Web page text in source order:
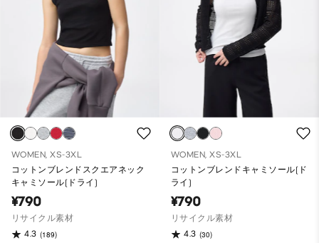
WOMEN, XS-3XL
コットンブレンドスクエアネック
キャミソール(ドライ)
¥790
リサイクル素材
4.3 (189)
WOMEN, XS-3XL
コットンブレンドキャミソール(ド
ライ)
¥790
リサイクル素材
4.3 (30)